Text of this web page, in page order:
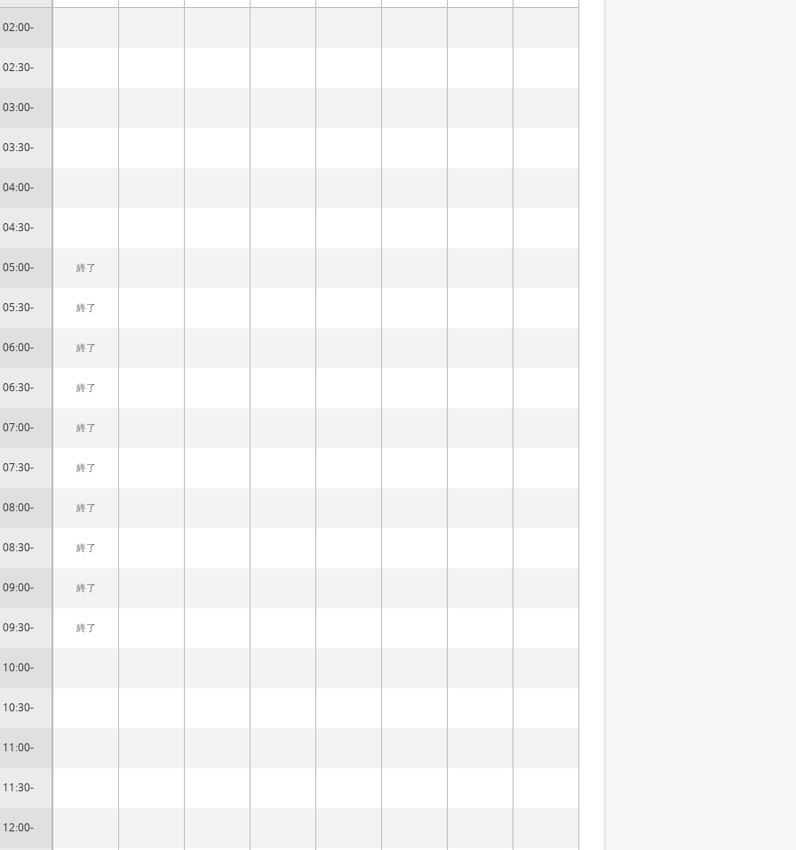
02:00-
02:30-
03:00-
03:30-
04:00-
04:30-
05:00-
05:30-
06:00-
06:30-
07:00-
07:30-
08:00-
08:30-
09:00-
09:30-
10:00-
10:30-
11:00-
11:30-
12:00-
終了
終了
終了
終了
終了
終了
終了
終了
終了
終了